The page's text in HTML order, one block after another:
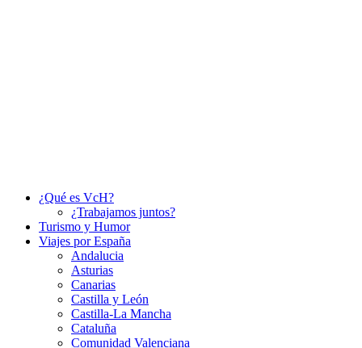
¿Qué es VcH?
¿Trabajamos juntos?
Turismo y Humor
Viajes por España
Andalucia
Asturias
Canarias
Castilla y León
Castilla-La Mancha
Cataluña
Comunidad Valenciana